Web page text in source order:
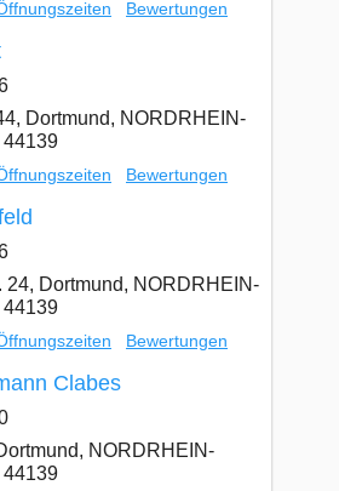
Bewertungen
Dortmund, NORDRHEIN-
Bewertungen
24, Dortmund, NORDRHEIN-
Bewertungen
Clabes
NORDRHEIN-